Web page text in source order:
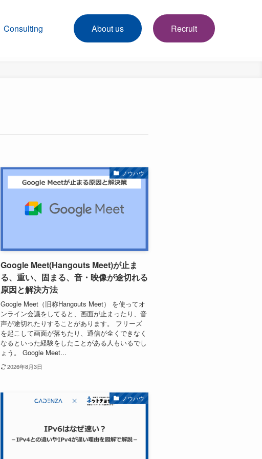
Consulting About us Recruit
ノウハウ
Google Meet(Hangouts Meet)が止ま
る、重い、固まる、音・映像が途切れる
原因と解決方法
Google Meet（旧称Hangouts Meet） を使ってオ
ンライン会議をしてると、画面が止まったり、音
声が途切れたりすることがあります。 フリーズ
を起こして画面が落ちたり、通信が全くできなく
なるといった経験をしたことがある人もいるでし
ょう。 Google Meet...
2026年8月3日
ノウハウ